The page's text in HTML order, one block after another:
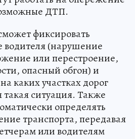
ДТП.
фиксировать
водителя (нарушение
или перестроение,
опасный обгон) и
каких участках дорог
ситуация. Также
определять
транспорта, передавая
или водителям